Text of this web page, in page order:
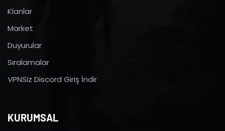
Klanlar
Market
Duyurular
Sıralamalar
VPNSiz Discord Giriş İndir
KURUMSAL